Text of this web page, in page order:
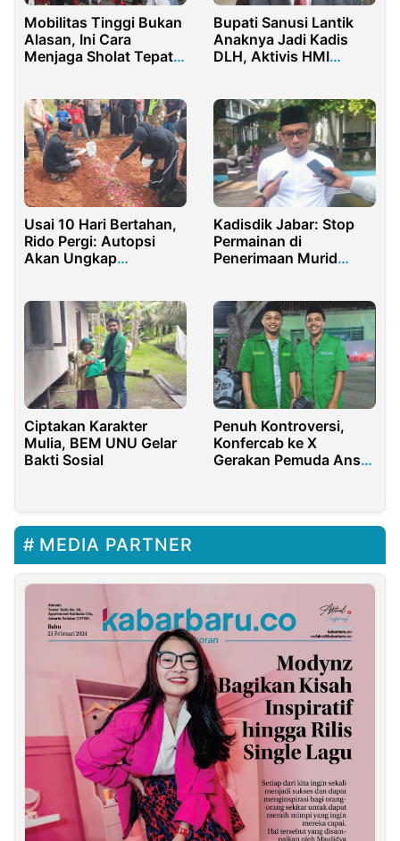
Mobilitas Tinggi Bukan
Alasan, Ini Cara
Menjaga Sholat Tepat
Bupati Sanusi Lantik
Anaknya Jadi Kadis
DLH, Aktivis HMI
Malang
Usai 10 Hari Bertahan,
Rido Pergi: Autopsi
Akan Ungkap
Kadisdik Jabar: Stop
Permainan di
Penerimaan Murid
Ciptakan Karakter
Mulia, BEM UNU Gelar
Bakti Sosial
Penuh Kontroversi,
Konfercab ke X
Gerakan Pemuda Ansor
MEDIA PARTNER